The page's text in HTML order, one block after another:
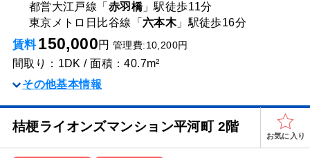
都営大江戸線「 赤羽橋」駅徒歩11分
東京メトロ日比谷線「 六本木」駅徒歩16分
賃料150,000円 管理費:10,200円
間取り：1DK / 面積：40.7m²
その他基本情報
桔梗ライオンズマンション平河町 2階
お気に入り